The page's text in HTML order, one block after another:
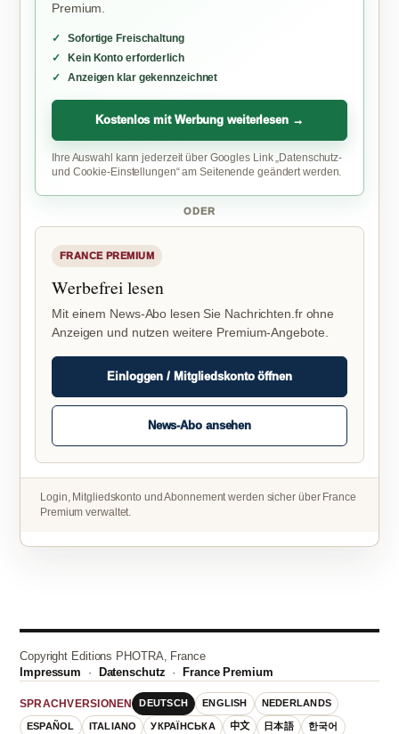
Premium.
Sofortige Freischaltung
Kein Konto erforderlich
Anzeigen klar gekennzeichnet
Kostenlos mit Werbung weiterlesen →
Ihre Auswahl kann jederzeit über Googles Link „Datenschutz-
und Cookie-Einstellungen“ am Seitenende geändert werden.
ODER
FRANCE PREMIUM
Werbefrei lesen
Mit einem News-Abo lesen Sie Nachrichten.fr ohne
Anzeigen und nutzen weitere Premium-Angebote.
Einloggen / Mitgliedskonto öffnen
News-Abo ansehen
Login, Mitgliedskonto und Abonnement werden sicher über France
Premium verwaltet.
Copyright Editions PHOTRA, France
Impressum · Datenschutz ·France Premium
SPRACHVERSIONEN DEUTSCH ENGLISH NEDERLANDS
ESPAÑOL ITALIANO УКРАЇНСЬКА 中文 日本語 한국어